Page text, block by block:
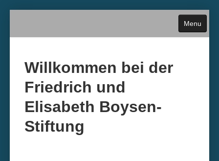
Menu
Home
Über die Stiftung
Antragstellung
Willkommen bei der
Friedrich und
Elisabeth Boysen-
Stiftung